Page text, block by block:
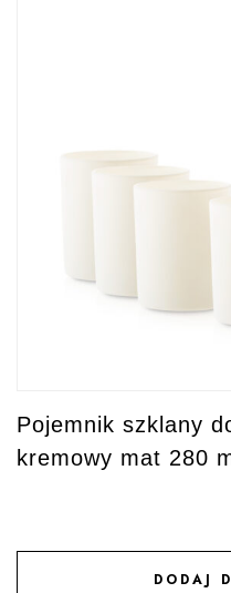
Pojemnik szklany
kremowy mat 280
DODAJ
DODAJ